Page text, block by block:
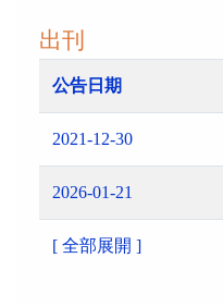
出刊
公告日期
2021-12-30
2026-01-21
[ 全部展開 ]